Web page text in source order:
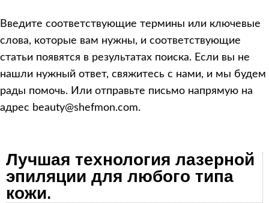
Введите соответствующие термины или ключевые
слова, которые вам нужны, и соответствующие
статьи появятся в результатах поиска. Если вы не
нашли нужный ответ, свяжитесь с нами, и мы будем
рады помочь. Или отправьте письмо напрямую на
адрес beauty@shefmon.com.
Лучшая технология лазерной
эпиляции для любого типа
кожи.